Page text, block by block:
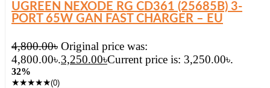
UGREEN NEXODE RG CD361 (25685B) 3-
PORT 65W GAN FAST CHARGER – EU
4,800.00৳ Original price was:
4,800.00৳.3,250.00৳Current price is: 3,250.00৳.
32%
★★★★★(0)